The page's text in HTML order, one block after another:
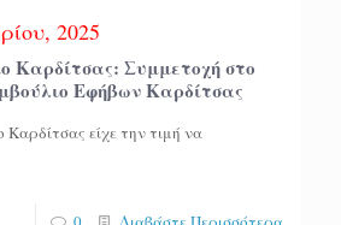
2025
Καρδίτσας: Συμμετοχή στο
Εφήβων Καρδίτσας
Καρδίτσας είχε την τιμή να